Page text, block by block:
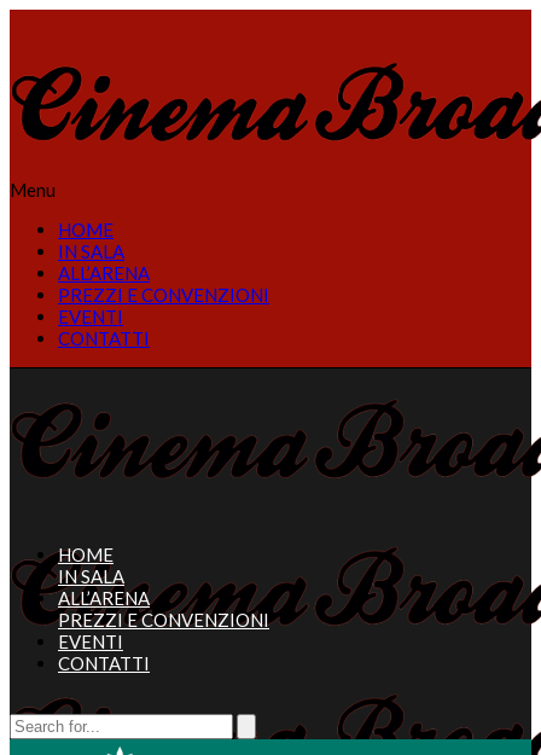
Menu
HOME
IN SALA
ALL’ARENA
PREZZI E CONVENZIONI
EVENTI
CONTATTI
HOME
IN SALA
ALL’ARENA
PREZZI E CONVENZIONI
EVENTI
CONTATTI